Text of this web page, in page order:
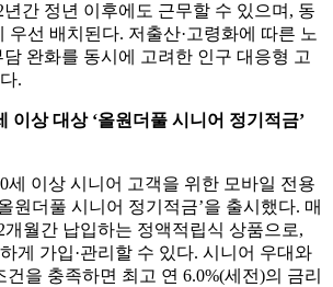
년간 정년 이후에도 근무할 수 있으며, 동
우선 배치된다. 저출산·고령화에 따른 노
완화를 동시에 고려한 인구 대응형 고
.
상 대상 ‘올원더풀 시니어 정기적금’
세 이상 시니어 고객을 위한 모바일 전용
원더풀 시니어 정기적금’을 출시했다. 매
개월간 납입하는 정액적립식 상품으로,
게 가입·관리할 수 있다. 시니어 우대와
건을 충족하면 최고 연 6.0%(세전)의 금리